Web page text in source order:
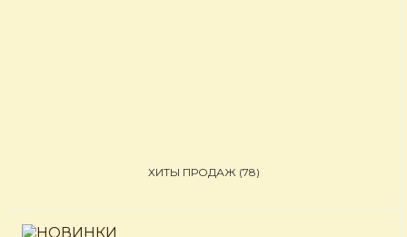
ХИТЫ ПРОДАЖ (78)